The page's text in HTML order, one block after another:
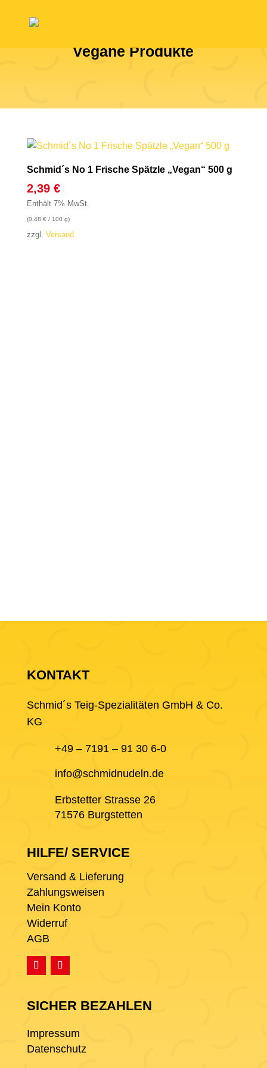
Vegane Produkte
Schmid´s No 1 Frische Spätzle „Vegan“ 500 g
2,39 €
Enthält 7% MwSt.
(0,48 €/ 100 g)
zzgl. Versand
KONTAKT
Schmid´s Teig-Spezialitäten GmbH & Co.
KG
+49 – 7191 – 91 30 6-0
info@schmidnudeln.de
Erbstetter Strasse 26
71576 Burgstetten
HILFE/ SERVICE
Versand & Lieferung
Zahlungsweisen
Mein Konto
Widerruf
AGB
SICHER BEZAHLEN
Impressum
Datenschutz